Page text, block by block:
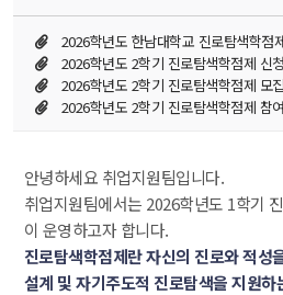
2026학년도 한남대학교 진로탐색학점
2026학년도 2학기 진로탐색학점제 신
2026학년도 2학기 진로탐색학점제 모
2026학년도 2학기 진로탐색학점제 참
안녕하세요 취업지원팀입니다.
취업지원팀에서는 2026학년도 1학기
이 운영하고자 합니다.
진로탐색학점제란 자신의 진로와 적성
설계 및 자기주도적 진로탐색을 지원하